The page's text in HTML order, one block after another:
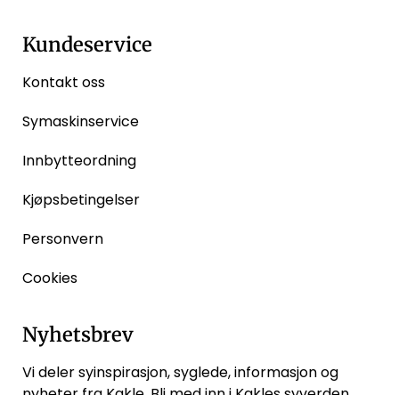
Kundeservice
Kontakt oss
Symaskinservice
Innbytteordning
Kjøpsbetingelser
Personvern
Cookies
Nyhetsbrev
Vi deler syinspirasjon, syglede, informasjon og